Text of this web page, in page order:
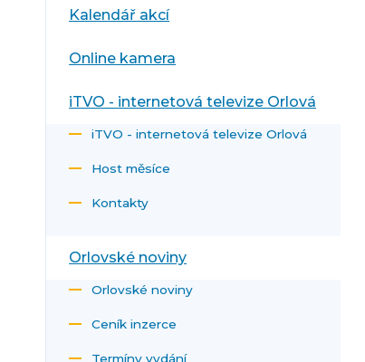
Kalendář akcí
Online kamera
iTVO - internetová televize Orlová
iTVO - internetová televize Orlová
Host měsíce
Kontakty
Orlovské noviny
Orlovské noviny
Ceník inzerce
Termíny vydání